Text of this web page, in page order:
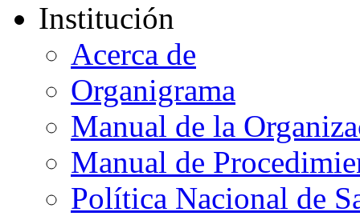
Institución
Acerca de
Organigrama
Manual de la
Manual de
Política Nacional de